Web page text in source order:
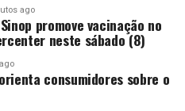
ago
promove vacinação no
neste sábado (8)
consumidores sobre o